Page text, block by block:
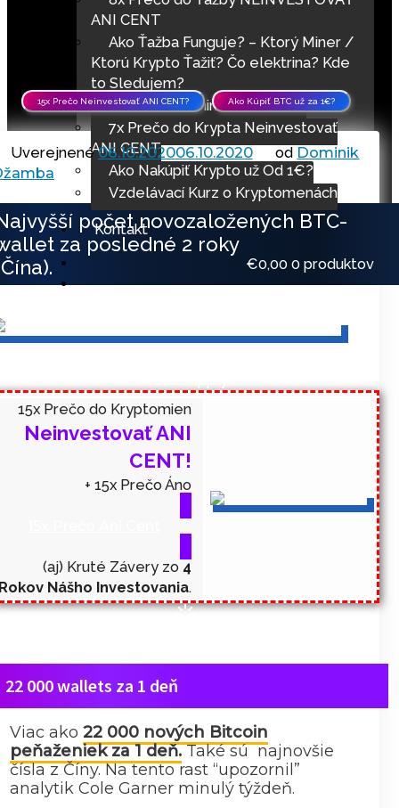
ANI CENT
Ako Ťažba Funguje? – Ktorý Miner /
Ktorú Krypto Ťažiť? Čo elektrina? Kde
to Sledujem?
ASIC / GPU minere na Ťažbu
7x Prečo do Krypta Neinvestovať
ANI CENT
Ako Nakúpiť Krypto už Od 1€?
Vzdelávací Kurz o Kryptomenách
Kontakt
€0,00 0 produktov
15x Prečo Neinvestovať ANI CENT? Ako Kúpiť BTC už za 1€?
Uverejnené06.10.202006.10.2020 od Dominik
počet novozaložených BTC-
za posledné 2 roky
15x Prečo do Kryptomien
Neinvestovať ANI
CENT!
+ 15x Prečo Áno
(aj) Kruté Závery zo 4
Nášho Investovania.
22 000 wallets za 1 deň
Viac ako 22 000 nových Bitcoin
peňaženiek za 1 deň.Také sú najnovšie
čísla z Číny. Na tento rast “upozornil”
analytik Cole Garner minulý týždeň.